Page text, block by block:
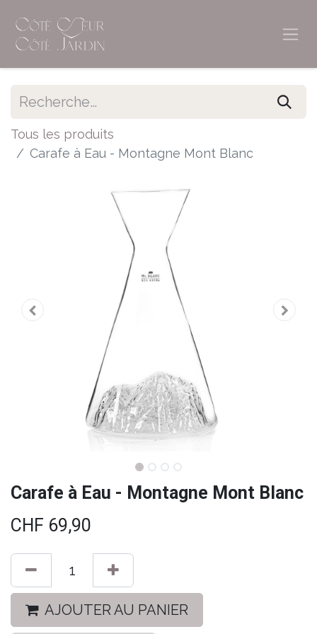
Tous les produits
Carafe à Eau - Montagne Mont Blanc
Carafe à Eau - Montagne Mont Blanc
CHF 69,90
AJOUTER AU PANIER